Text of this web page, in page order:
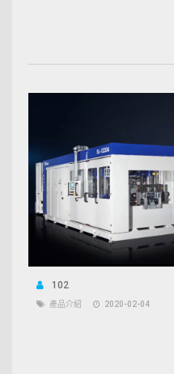
102
產品介紹 2020-02-04